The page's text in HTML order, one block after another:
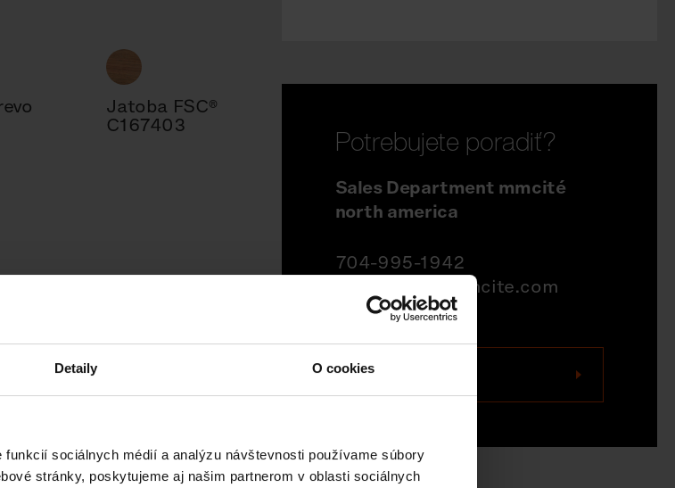
Detaily O cookies
sociálnych médií a analýzu návštevnosti používame súbory
stránky, poskytujeme aj našim partnerom v oblasti sociálnych
Jatoba FSC®
C167403
Potrebujete poradiť?
Sales Department mmcité
north america
704-995-1942
quotations@mmcite.com
Kontaktujte nás